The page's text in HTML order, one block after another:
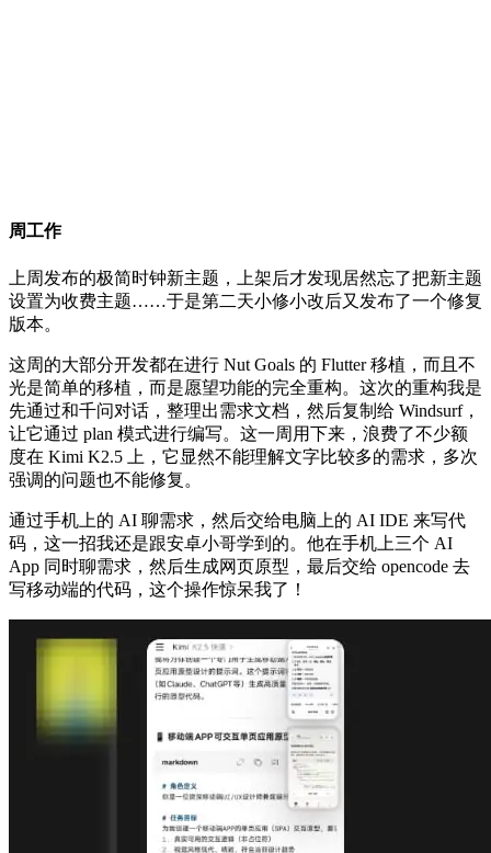
周工作
上周发布的极简时钟新主题，上架后才发现居然忘了把新主题
设置为收费主题……于是第二天小修小改后又发布了一个修复
版本。
这周的大部分开发都在进行 Nut Goals 的 Flutter 移植，而且不
光是简单的移植，而是愿望功能的完全重构。这次的重构我是
先通过和千问对话，整理出需求文档，然后复制给 Windsurf，
让它通过 plan 模式进行编写。这一周用下来，浪费了不少额
度在 Kimi K2.5 上，它显然不能理解文字比较多的需求，多次
强调的问题也不能修复。
通过手机上的 AI 聊需求，然后交给电脑上的 AI IDE 来写代
码，这一招我还是跟安卓小哥学到的。他在手机上三个 AI
App 同时聊需求，然后生成网页原型，最后交给 opencode 去
写移动端的代码，这个操作惊呆我了！